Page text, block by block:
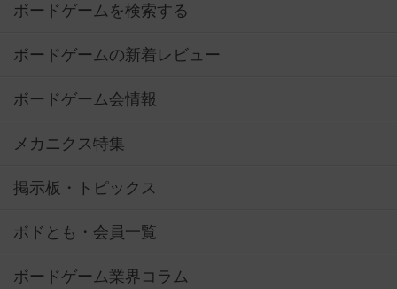
ボードゲームを検索する
ボードゲームの新着レビュー
ボードゲーム会情報
メカニクス特集
掲示板・トピックス
ボドとも・会員一覧
ボードゲーム業界コラム